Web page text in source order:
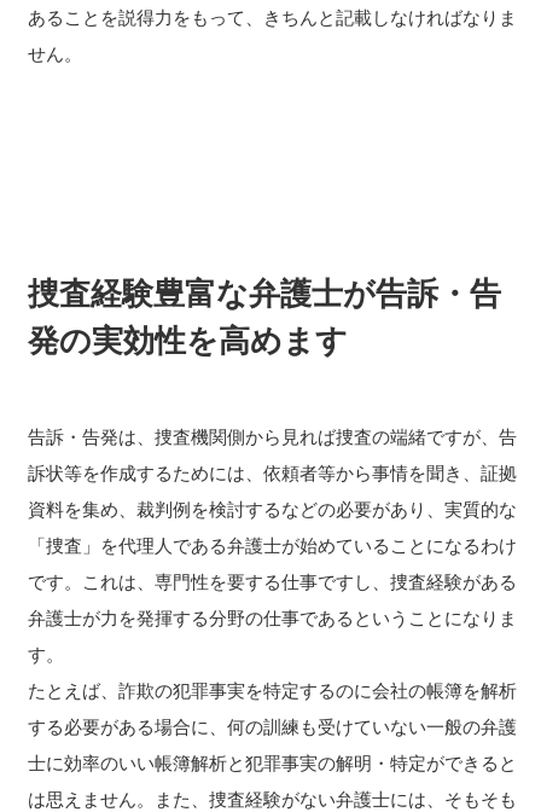
あることを説得力をもって、きちんと記載しなければなりま
せん。
捜査経験豊富な弁護士が告訴・告
発の実効性を高めます
告訴・告発は、捜査機関側から見れば捜査の端緒ですが、告
訴状等を作成するためには、依頼者等から事情を聞き、証拠
資料を集め、裁判例を検討するなどの必要があり、実質的な
「捜査」を代理人である弁護士が始めていることになるわけ
です。これは、専門性を要する仕事ですし、捜査経験がある
弁護士が力を発揮する分野の仕事であるということになりま
す。
たとえば、詐欺の犯罪事実を特定するのに会社の帳簿を解析
する必要がある場合に、何の訓練も受けていない一般の弁護
士に効率のいい帳簿解析と犯罪事実の解明・特定ができると
は思えません。また、捜査経験がない弁護士には、そもそも